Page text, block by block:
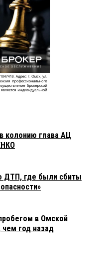
колонию глава АЦ
ДТП, где были сбиты
в Омской
чем год назад